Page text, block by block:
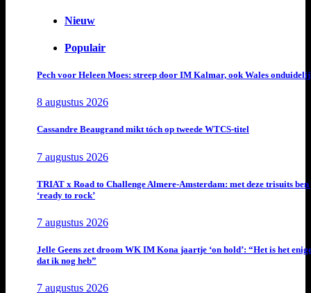
Nieuw
Populair
Pech voor Heleen Moes: streep door IM Kalmar, ook Wales
8 augustus 2026
Cassandre Beaugrand mikt tóch op tweede WTCS-titel
7 augustus 2026
TRIAT x Road to Challenge Almere-Amsterdam: met deze trisuits ben
‘ready to rock’
7 augustus 2026
Jelle Geens zet droom WK IM Kona jaartje ‘on hold’: “Het is het
dat ik nog heb”
7 augustus 2026